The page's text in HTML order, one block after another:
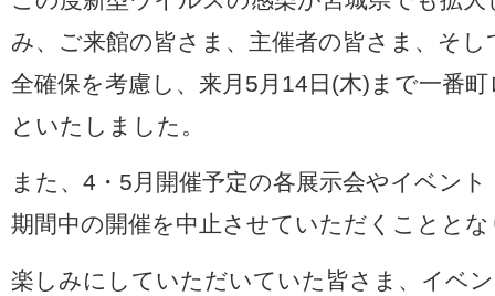
み、ご来館の皆さま、主催者の皆さま、そ
全確保を考慮し、来月5月14日(木)まで一番
といたしました。
また、4・5月開催予定の各展示会やイベン
期間中の開催を中止させていただくことと
楽しみにしていただいていた皆さま、イベ